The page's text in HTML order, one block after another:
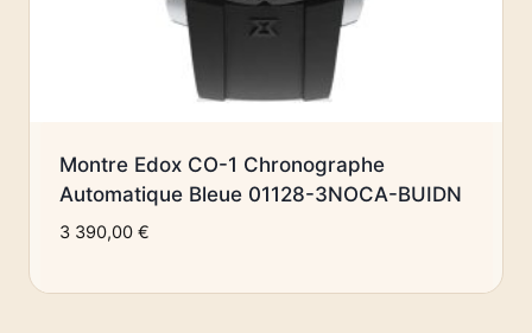
Montre Edox CO-1 Chronographe
Automatique Bleue 01128-3NOCA-BUIDN
3 390,00 €